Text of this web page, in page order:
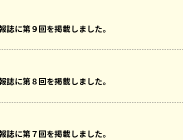
誌に第９回を掲載しました。
誌に第８回を掲載しました。
誌に第７回を掲載しました。